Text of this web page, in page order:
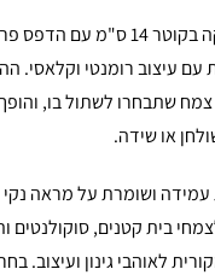
עציץ מיוחד מקרמיקה בקוטר
עם עיצוב רומנטי וקלאסי.
שתבחרו לשתול בו,
או שידה.
ושומרת על מראה נקי
בית קטנים, סוקולנטים
לאוהבי גינון ועיצוב.